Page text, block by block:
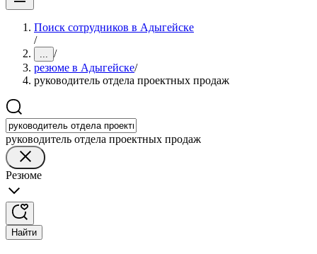
Поиск сотрудников в Адыгейске
/
... /
резюме в Адыгейске/
руководитель отдела проектных продаж
руководитель отдела проектных продаж
Резюме
Найти